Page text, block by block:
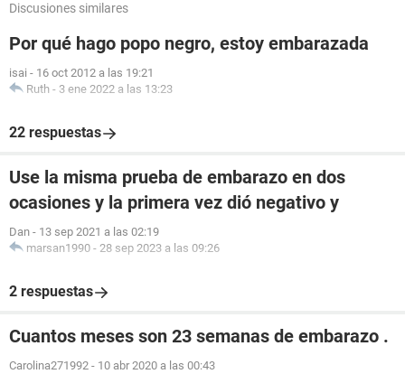
Discusiones similares
Por qué hago popo negro, estoy embarazada
isai - 16 oct 2012 a las 19:21
Ruth - 3 ene 2022 a las 13:23
22 respuestas
Use la misma prueba de embarazo en dos
ocasiones y la primera vez dió negativo y
Dan - 13 sep 2021 a las 02:19
marsan1990 - 28 sep 2023 a las 09:26
2 respuestas
Cuantos meses son 23 semanas de embarazo .
Carolina271992 - 10 abr 2020 a las 00:43